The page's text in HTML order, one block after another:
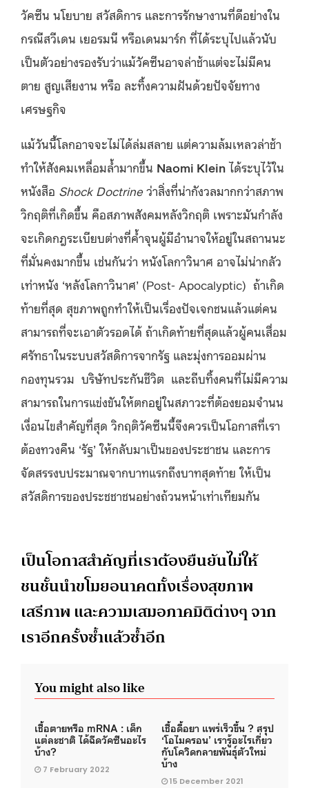
วัคซีน นโยบาย สวัสดิการ และการรักษางานที่ดีอย่างใน
กรณีสวีเดน เยอรมนี หรือเดนมาร์ก ที่ได้ระบุไปแล้วนับ
เป็นตัวอย่างรองรับว่าแม้วัคซีนอาจล่าช้าแต่จะไม่มีคน
ตาย สูญเสียงาน หรือ ละทิ้งความฝันด้วยปัจจัยทาง
เศรษฐกิจ
แม้วันนี้โลกอาจจะไม่ได้ล่มสลาย แต่ความล้มเหลวล่าช้า
ทำให้สังคมเหลื่อมล้ำมากขึ้น Naomi Kleinได้ระบุไว้ใน
หนังสือ Shock Doctrine ว่าสิ่งที่น่ากังวลมากกว่าสภาพ
วิกฤติที่เกิดขึ้น คือสภาพสังคมหลังวิกฤติ เพราะมันกำลัง
จะเกิดกฎระเบียบต่างที่ค้ำจุนผู้มีอำนาจให้อยู่ในสถานนะ
ที่มั่นคงมากขึ้น เช่นกันว่า หนังโลกาวินาศ อาจไม่น่ากลัว
เท่าหนัง ‘หลังโลกาวินาศ’ (Post- Apocalyptic) ถ้าเกิด
ท้ายที่สุด สุขภาพถูกทำให้เป็นเรื่องปัจเจกชนแล้วแต่คน
สามารถที่จะเอาตัวรอดได้ ถ้าเกิดท้ายที่สุดแล้วผู้คนเสื่อม
ศรัทธาในระบบสวัสดิการจากรัฐ และมุ่งการออมผ่าน
กองทุนรวม บริษัทประกันชีวิต และถีบทิ้งคนที่ไม่มีความ
สามารถในการแข่งขันให้ตกอยู่ในสภาวะที่ต้องยอมจำนน
เงื่อนไขสำคัญที่สุด วิกฤติวัคซีนนี้จึงควรเป็นโอกาสที่เรา
ต้องทวงคืน ‘รัฐ’ ให้กลับมาเป็นของประชาชน และการ
จัดสรรงบประมาณจากบาทแรกถึงบาทสุดท้าย ให้เป็น
สวัสดิการของประชชาชนอย่างถ้วนหน้าเท่าเทียมกัน
เป็นโอกาสสำคัญที่เราต้องยืนยันไม่ให้
ชนชั้นนำขโมยอนาคตทั้งเรื่องสุขภาพ
เสรีภาพ และความเสมอภาคมิติต่างๆ จาก
เราอีกครั้งซ้ำแล้วซ้ำอีก
You might also like
เชื้อตายหรือ mRNA : เด็ก
แต่ละชาติ ได้ฉีดวัคซีนอะไร
บ้าง?
7 February 2022
เชื้อดื้อยา แพร่เร็วขึ้น ? สรุป
‘โอไมครอน’ เรารู้อะไรเกี่ยว
กับโควิดกลายพันธุ์ตัวใหม่
บ้าง
15 December 2021